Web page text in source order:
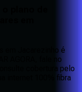
plano de
em
em Jacarezinho é
AGORA, fale no
cobertura pelo
internet 100% fibra